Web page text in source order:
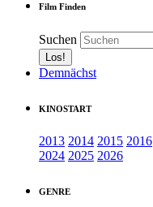
Film Finden
Suchen
Demnächst
KINOSTART
2013 2014 2015 2016
2024 2025 2026
GENRE